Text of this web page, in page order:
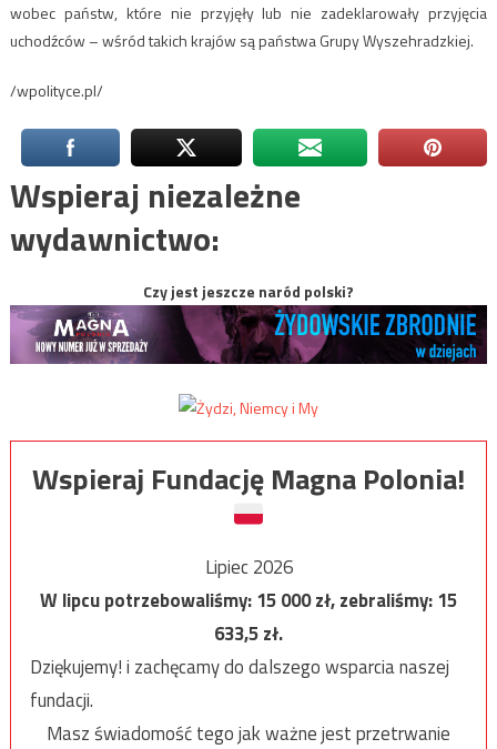
wobec państw, które nie przyjęły lub nie zadeklarowały przyjęcia
uchodźców – wśród takich krajów są państwa Grupy Wyszehradzkiej.
/wpolityce.pl/
Wspieraj niezależne
wydawnictwo:
Czy jest jeszcze naród polski?
Wspieraj Fundację Magna Polonia!
Lipiec 2026
W lipcu potrzebowaliśmy:15 000zł, zebraliśmy:15
633,5zł.
Dziękujemy! i zachęcamy do dalszego wsparcia naszej
fundacji.
Masz świadomość tego jak ważne jest przetrwanie